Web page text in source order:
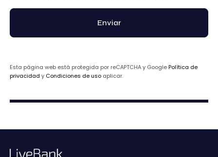
Enviar
Esta página web está protegida por reCAPTCHA y GooglePolítica de
privacidad y Condiciones de uso aplicar.